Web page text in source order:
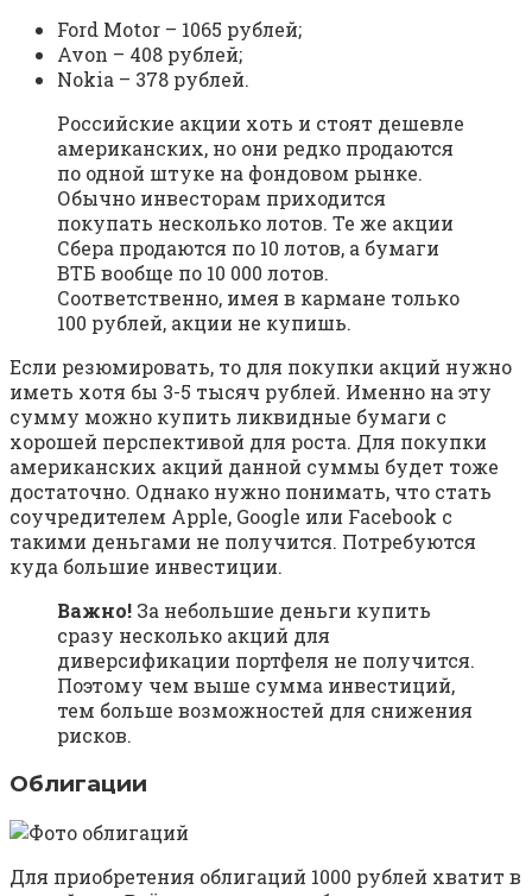
Ford Motor – 1065 рублей;
Avon – 408 рублей;
Nokia – 378 рублей.
Российские акции хоть и стоят дешевле
американских, но они редко продаются
по одной штуке на фондовом рынке.
Обычно инвесторам приходится
покупать несколько лотов. Те же акции
Сбера продаются по 10 лотов, а бумаги
ВТБ вообще по 10 000 лотов.
Соответственно, имея в кармане только
100 рублей, акции не купишь.
Если резюмировать, то для покупки акций нужно
иметь хотя бы 3-5 тысяч рублей. Именно на эту
сумму можно купить ликвидные бумаги с
хорошей перспективой для роста. Для покупки
американских акций данной суммы будет тоже
достаточно. Однако нужно понимать, что стать
соучредителем Apple, Google или Facebook с
такими деньгами не получится. Потребуются
куда большие инвестиции.
Важно! За небольшие деньги купить
сразу несколько акций для
диверсификации портфеля не получится.
Поэтому чем выше сумма инвестиций,
тем больше возможностей для снижения
рисков.
Облигации
Для приобретения облигаций 1000 рублей хватит в